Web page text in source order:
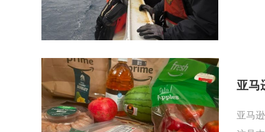
亚马
亚马